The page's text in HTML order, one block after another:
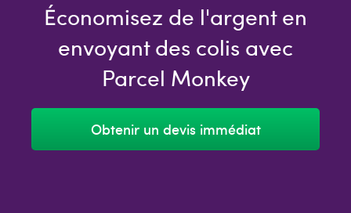
Économisez de l'argent en
envoyant des colis avec
Parcel Monkey
Obtenir un devis immédiat